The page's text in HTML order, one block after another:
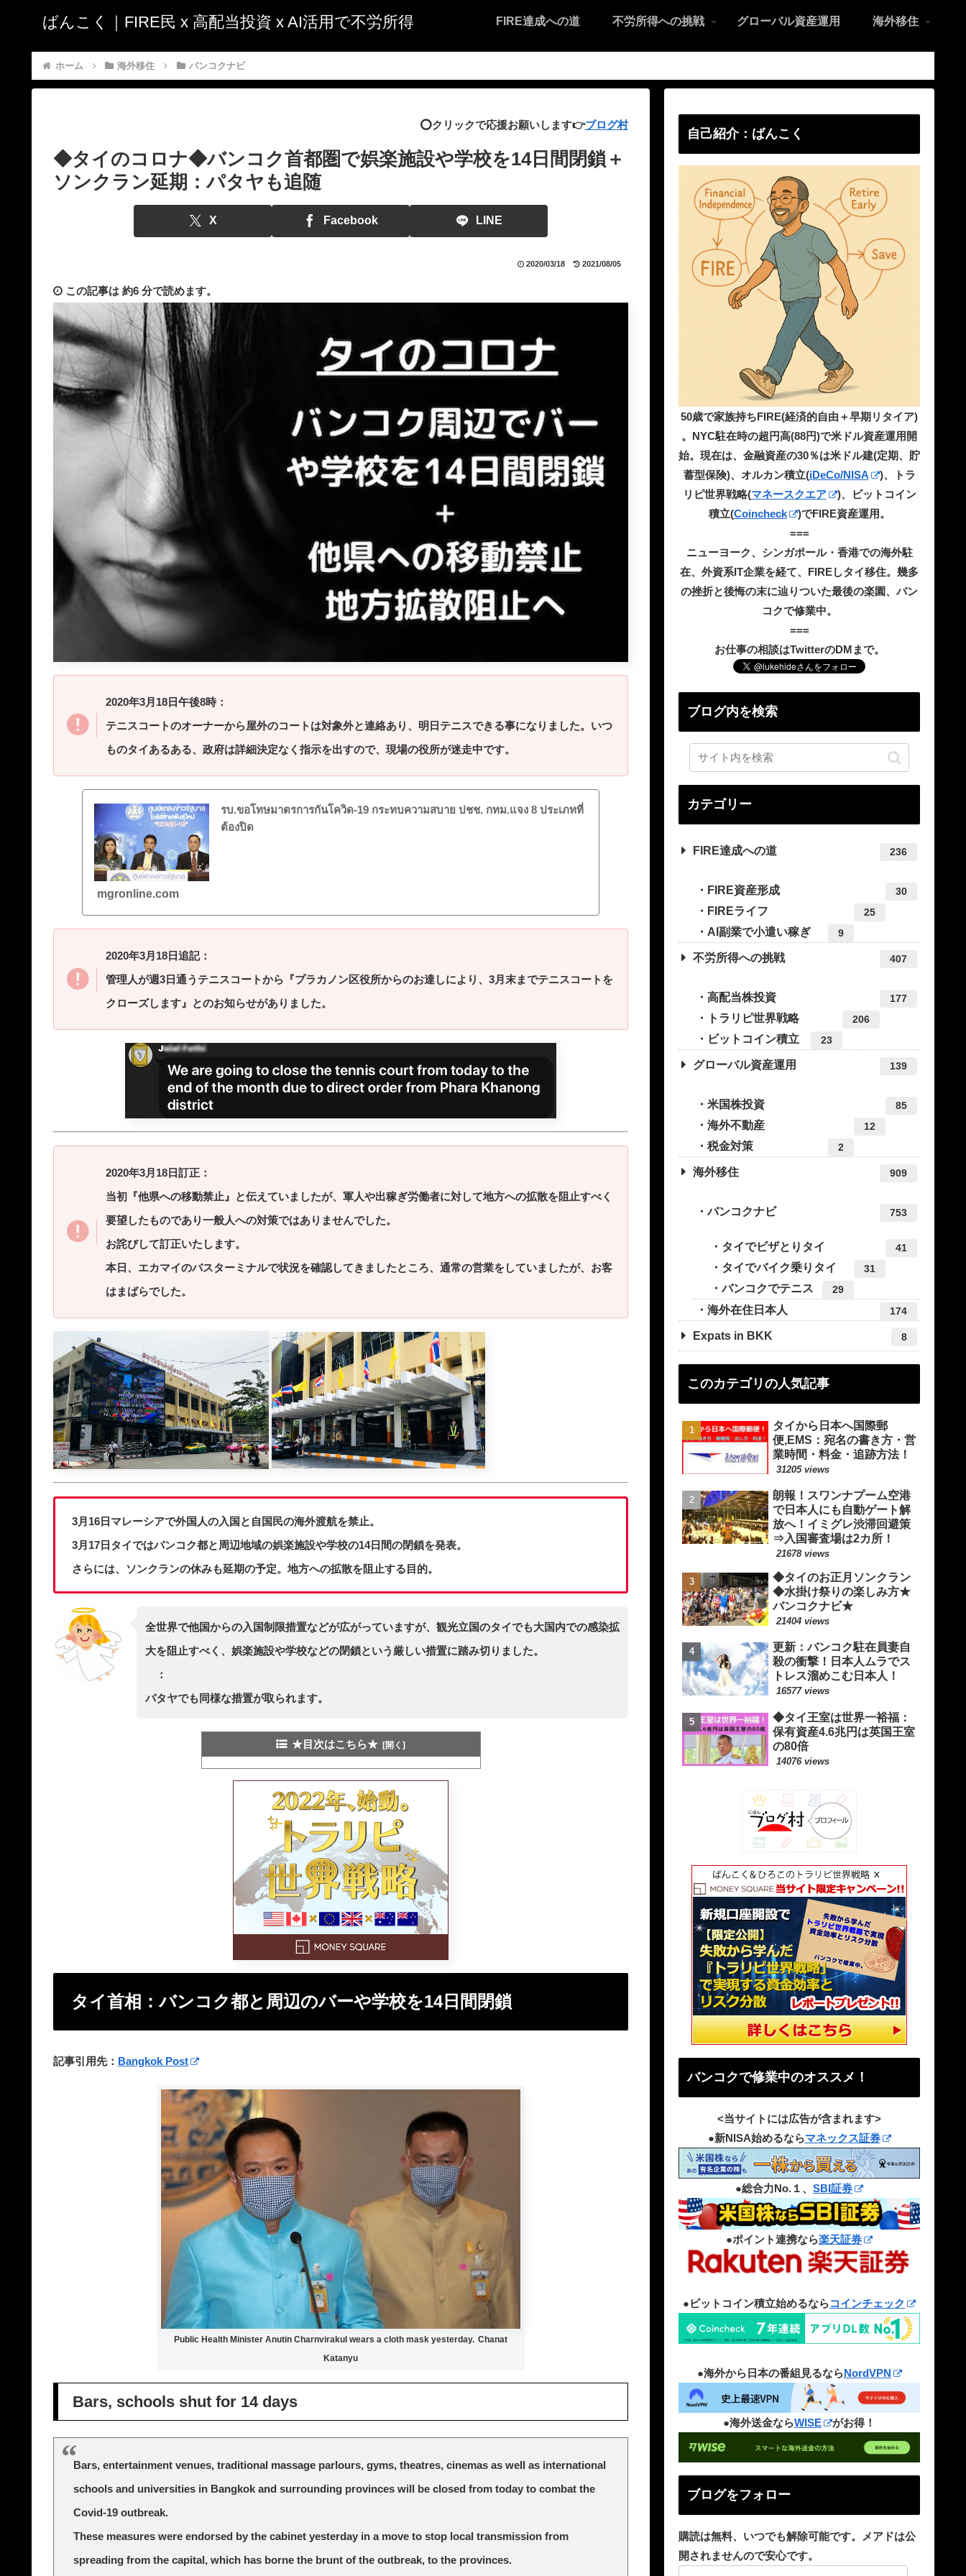
ばんこく｜FIRE民 x 高配当投資 x AI活用で不労所得 FIRE達成への道 不労所得への挑戦 グローバル資産運用 海外移住
ホーム 海外移住 バンコクナビ
⭕️クリックで応援お願いします👉ブログ村
◆タイのコロナ◆バンコク首都圏で娯楽施設や学校を14日間閉鎖＋
ソンクラン延期：パタヤも追随
X Facebook LINE
2020/03/18 2021/08/05
この記事は 約6 分で読めます。
2020年3月18日午後8時：
テニスコートのオーナーから屋外のコートは対象外と連絡あり、明日テニスできる事になりました。いつ
ものタイあるある、政府は詳細決定なく指示を出すので、現場の役所が迷走中です。
รบ.ขอโทษมาตรการกันโควิด-19 กระทบความสบาย ปชช. กทม.แจง 8 ประเภทที่
ต้องปิด
mgronline.com
2020年3月18日追記：
管理人が週3日通うテニスコートから『プラカノン区役所からのお達しにより、3月末までテニスコートを
クローズします』とのお知らせがありました。
2020年3月18日訂正：
当初『他県への移動禁止』と伝えていましたが、軍人や出稼ぎ労働者に対して地方への拡散を阻止すべく
要望したものであり一般人への対策ではありませんでした。
お詫びして訂正いたします。
本日、エカマイのバスターミナルで状況を確認してきましたところ、通常の営業をしていましたが、お客
はまばらでした。
3月16日マレーシアで外国人の入国と自国民の海外渡航を禁止。
3月17日タイではバンコク都と周辺地域の娯楽施設や学校の14日間の閉鎖を発表。
さらには、ソンクランの休みも延期の予定。地方への拡散を阻止する目的。
全世界で他国からの入国制限措置などが広がっていますが、観光立国のタイでも大国内での感染拡
大を阻止すべく、娯楽施設や学校などの閉鎖という厳しい措置に踏み切りました。
：
パタヤでも同様な措置が取られます。
★目次はこちら★
タイ首相：バンコク都と周辺のバーや学校を14日間閉鎖
記事引用先： Bangkok Post
Public Health Minister Anutin Charnvirakul wears a cloth mask yesterday. Chanat
Katanyu
Bars, schools shut for 14 days
Bars, entertainment venues, traditional massage parlours, gyms, theatres, cinemas as well as international
schools and universities in Bangkok and surrounding provinces will be closed from today to combat the
Covid-19 outbreak.
These measures were endorsed by the cabinet yesterday in a move to stop local transmission from
spreading from the capital, which has borne the brunt of the outbreak, to the provinces.
自己紹介：ばんこく
50歳で家族持ちFIRE(経済的自由＋早期リタイア)
。NYC駐在時の超円高(88円)で米ドル資産運用開
始。現在は、金融資産の30％は米ドル建(定期、貯
蓄型保険)、オルカン積立(iDeCo/NISA
)、トラ
リピ世界戦略(マネースクエア
)、ビットコイン
積立(Coincheck
)でFIRE資産運用。
===
ニューヨーク、シンガポール・香港での海外駐
在、外資系IT企業を経て、FIREしタイ移住。幾多
の挫折と後悔の末に辿りついた最後の楽園、バン
コクで修業中。
===
お仕事の相談はTwitterのDMまで。
ブログ内を検索
カテゴリー
FIRE達成への道 236
FIRE資産形成 30
FIREライフ 25
AI副業で小遣い稼ぎ 9
不労所得への挑戦 407
高配当株投資 177
トラリピ世界戦略 206
ビットコイン積立 23
グローバル資産運用 139
米国株投資 85
海外不動産 12
税金対策 2
海外移住 909
バンコクナビ 753
タイでビザとりタイ 41
タイでバイク乗りタイ 31
バンコクでテニス 29
海外在住日本人 174
Expats in BKK 8
このカテゴリの人気記事
タイから日本へ国際郵
便,EMS：宛名の書き方・営
業時間・料金・追跡方法！
31205 views
朗報！スワンナプーム空港
で日本人にも自動ゲート解
放へ！イミグレ渋滞回避策
⇒入国審査場は2カ所！
21678 views
◆タイのお正月ソンクラン
◆水掛け祭りの楽しみ方★
バンコクナビ★
21404 views
更新：バンコク駐在員妻自
殺の衝撃！日本人ムラでス
トレス溜めこむ日本人！
16577 views
◆タイ王室は世界一裕福：
保有資産4.6兆円は英国王室
の80倍
14076 views
バンコクで修業中のオススメ！
<当サイトには広告が含まれます>
●新NISA始めるならマネックス証券
●総合力No.１、 SBI証券
●ポイント連携なら楽天証券
●ビットコイン積立始めるならコインチェック
●海外から日本の番組見るならNordVPN
●海外送金ならWISE がお得！
ブログをフォロー
購読は無料、いつでも解除可能です。メアドは公
開されませんので安心です。